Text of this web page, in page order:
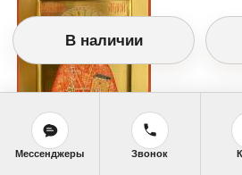
В наличии
Мессенджеры Звонок